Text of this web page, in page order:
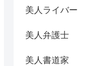
美人ライバー
美人弁護士
美人書道家